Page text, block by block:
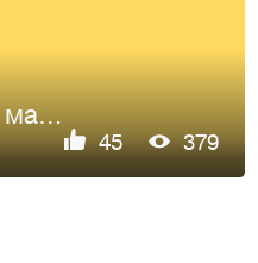
Logotype | Мастер маникюра Tatyana P
45 379